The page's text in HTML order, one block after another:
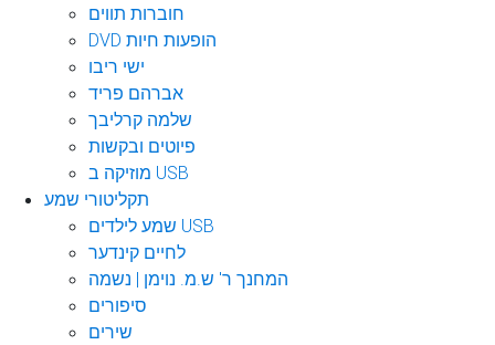
חוברות תווים
DVD הופעות חיות
ישי ריבו
אברהם פריד
שלמה קרליבך
פיוטים ובקשות
מוזיקה ב USB
תקליטורי שמע
שמע לילדים USB
לחיים קינדער
המחנך ר' ש.מ. נוימן | נשמה
סיפורים
שירים